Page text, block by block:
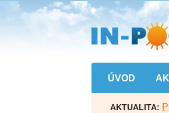
Přejít
na
hlavní
obsah
ÚVOD
AKTUALITA: